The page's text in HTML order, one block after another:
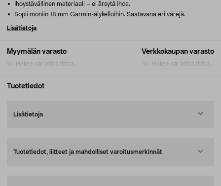
Myymälän varasto
Hakee varastosaldoa...
Verkkokaupan varasto
Hakee varastosaldoa...
Ihoystävällinen materiaali – ei ärsytä ihoa.
Sopii moniin 18 mm Garmin-älykelloihin. Saatavana eri värejä.
Lisätietoja
Tuotetiedot
Lisätietoja
Tuotetiedot, liitteet ja mahdolliset varoitusmerkinnät